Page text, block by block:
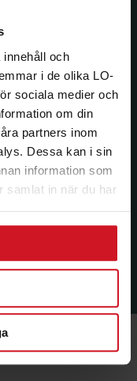
och
i de olika LO-
sociala medier och
om din
partners inom
Dessa kan i sin
information som
samlat in när du har